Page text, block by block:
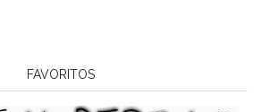
FAVORITOS